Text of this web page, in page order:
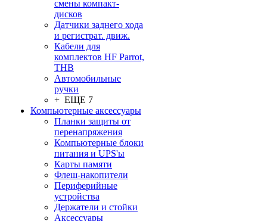
смены компакт-
дисков
Датчики заднего хода
и регистрат. движ.
Кабели для
комплектов HF Parrot,
THB
Автомобильные
ручки
+ ЕЩЕ 7
Компьютерные аксессуары
Планки защиты от
перенапряжения
Компьютерные блоки
питания и UPS'ы
Карты памяти
Флеш-накопители
Периферийные
устройства
Держатели и стойки
Аксессуары